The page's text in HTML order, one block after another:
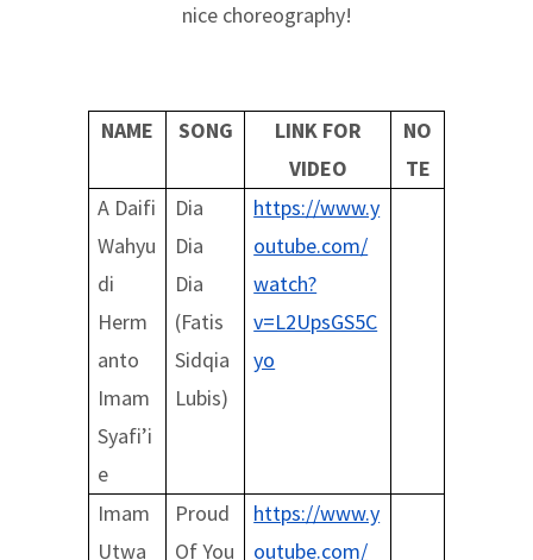
nice choreography!
NAME SONG
LINK FOR
VIDEO
NO
TE
A Daifi
Wahyu
di
Herm
anto
Imam
Syafi’i
e
Dia
Dia
Dia
(Fatis
Sidqia
Lubis)
https://www.y
outube.com/
watch?
v=L2UpsGS5C
yo
Imam
Utwa
Proud
Of You
https://www.y
outube.com/